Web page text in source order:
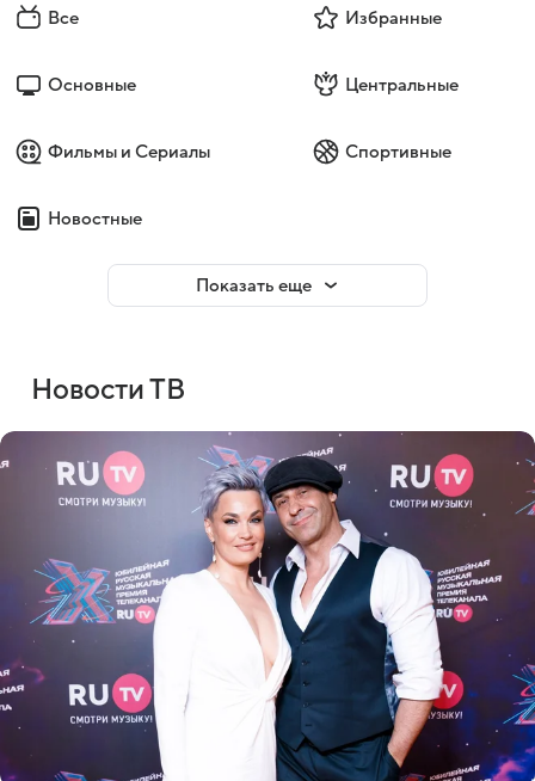
Регистрация Войти
Все Избранные
Основные Центральные
Фильмы и Сериалы Спортивные
Новостные
Показать еще
Новости ТВ